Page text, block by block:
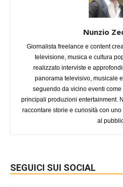
Nunzio
Giornalista freelance e content
televisione, musica e cultura
realizzato interviste e
panorama televisivo, musicale
seguendo da vicino eventi
principali produzioni entertainment.
raccontare storie e curiosità con
al
SEGUICI SUI SOCIAL